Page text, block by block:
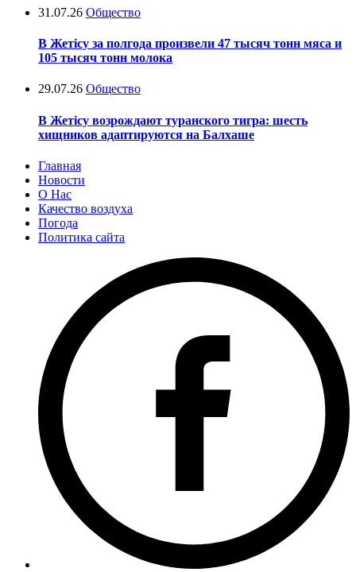
31.07.26 Общество
В Жетісу за полгода произвели 47 тысяч тонн мяса и
105 тысяч тонн молока
29.07.26 Общество
В Жетісу возрождают туранского тигра: шесть
хищников адаптируются на Балхаше
Главная
Новости
О Нас
Качество воздуха
Погода
Политика сайта